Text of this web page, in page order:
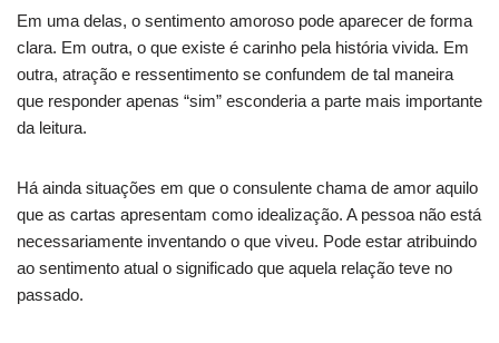
Em uma delas, o sentimento amoroso pode aparecer de forma
clara. Em outra, o que existe é carinho pela história vivida. Em
outra, atração e ressentimento se confundem de tal maneira
que responder apenas “sim” esconderia a parte mais importante
da leitura.
Há ainda situações em que o consulente chama de amor aquilo
que as cartas apresentam como idealização. A pessoa não está
necessariamente inventando o que viveu. Pode estar atribuindo
ao sentimento atual o significado que aquela relação teve no
passado.